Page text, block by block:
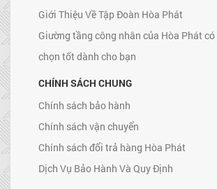
Giới Thiệu Về Tập Đoàn Hòa Phát
Giường tầng công nhân của Hòa Phát
chọn tốt dành cho bạn
CHÍNH SÁCH CHUNG
Chính sách bảo hành
Chính sách vận chuyển
Chính sách đổi trả hàng Hòa Phát
Dịch Vụ Bảo Hành Và Quy Định